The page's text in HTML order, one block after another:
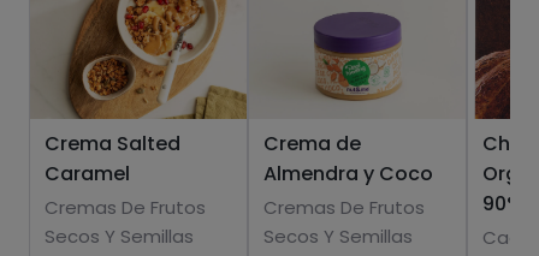
Crema Salted
Caramel
Cremas De Frutos
Secos Y Semillas
Crema de
Almendra y Coco
Cremas De Frutos
Secos Y Semillas
90%